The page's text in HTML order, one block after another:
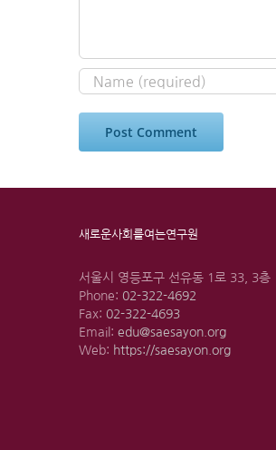
새로운사회를여는연구원
서울시 영등포구 선유동 1로 33, 3층
Phone: 02-322-4692
Fax: 02-322-4693
Email: edu@saesayon.org
Web: https://saesayon.org